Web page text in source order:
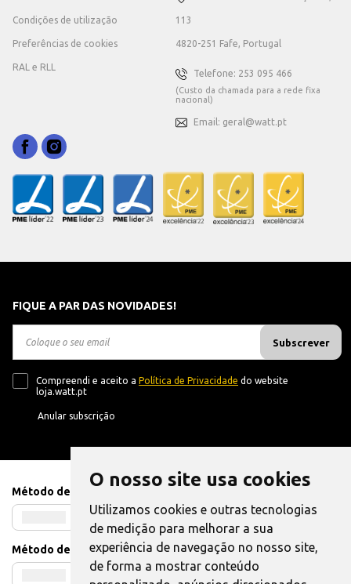
O nosso site usa cookies
Utilizamos cookies e outras tecnologias
de medição para melhorar a sua
experiência de navegação no nosso site,
de forma a mostrar conteúdo
Condições de utilização
Preferências de cookies
RAL e RLL
113
4820-251 Fafe, Portugal
Telefone: 253 095 466
(Custo da chamada para a rede fixa
nacional)
Email: geral@watt.pt
FIQUE A PAR DAS NOVIDADES!
Subscrever
Compreendi e aceito a Política de Privacidade do website
loja.watt.pt
Anular subscrição
Método de Pagamento
Método de Envio